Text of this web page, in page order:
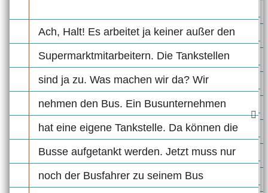
Ach, Halt! Es arbeitet ja keiner außer den
Supermarktmitarbeitern. Die Tankstellen
sind ja zu. Was machen wir da? Wir
nehmen den Bus. Ein Busunternehmen
hat eine eigene Tankstelle. Da können die
Busse aufgetankt werden. Jetzt muss nur
noch der Busfahrer zu seinem Bus